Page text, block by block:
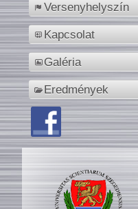
Versenyhelyszín
Kapcsolat
Galéria
Eredmények